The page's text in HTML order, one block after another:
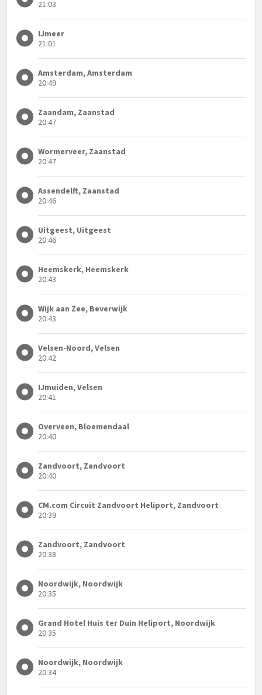
21:03
IJmeer
21:01
Amsterdam, Amsterdam
20:49
Zaandam, Zaanstad
20:47
Wormerveer, Zaanstad
20:47
Assendelft, Zaanstad
20:46
Uitgeest, Uitgeest
20:46
Heemskerk, Heemskerk
20:43
Wijk aan Zee, Beverwijk
20:43
Velsen-Noord, Velsen
20:42
IJmuiden, Velsen
20:41
Overveen, Bloemendaal
20:40
Zandvoort, Zandvoort
20:40
CM.com Circuit Zandvoort Heliport, Zandvoort
20:39
Zandvoort, Zandvoort
20:38
Noordwijk, Noordwijk
20:35
Grand Hotel Huis ter Duin Heliport, Noordwijk
20:35
Noordwijk, Noordwijk
20:34